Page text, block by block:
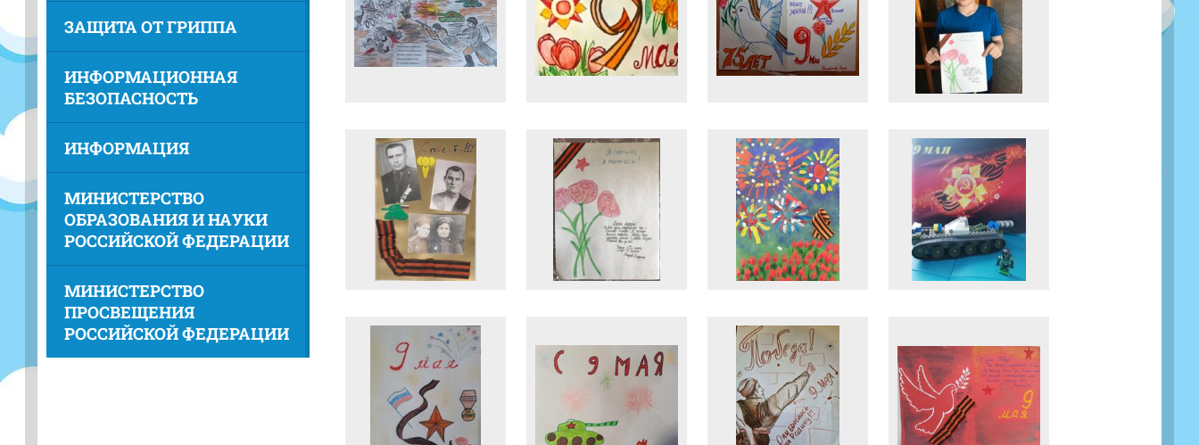
ЗАЩИТА ОТ ГРИППА
ИНФОРМАЦИОННАЯ
БЕЗОПАСНОСТЬ
ИНФОРМАЦИЯ
МИНИСТЕРСТВО
ОБРАЗОВАНИЯ И НАУКИ
РОССИЙСКОЙ ФЕДЕРАЦИИ
МИНИСТЕРСТВО
ПРОСВЕЩЕНИЯ
РОССИЙСКОЙ ФЕДЕРАЦИИ